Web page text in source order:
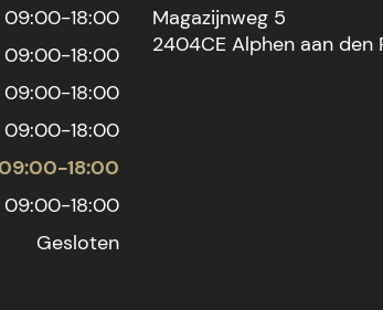
09:00-18:00
09:00-18:00
09:00-18:00
09:00-18:00
09:00-18:00
09:00-18:00
Gesloten
Magazijnweg 5
2404CE Alphen aan den